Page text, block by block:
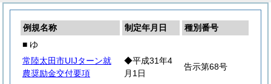
例規名称 制定年月日
種別番号
■ ゆ
常陸太田市UIJターン就
農奨励金交付要項
◆平成31年4
月1日
告示第68号